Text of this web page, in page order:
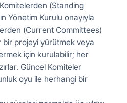
(Standing
Yönetim Kurulu onayıyla
(Current Committees)
bir projeyi yürütmek veya
için kurulabilir; her
Güncel Komiteler
oyu ile herhangi bir